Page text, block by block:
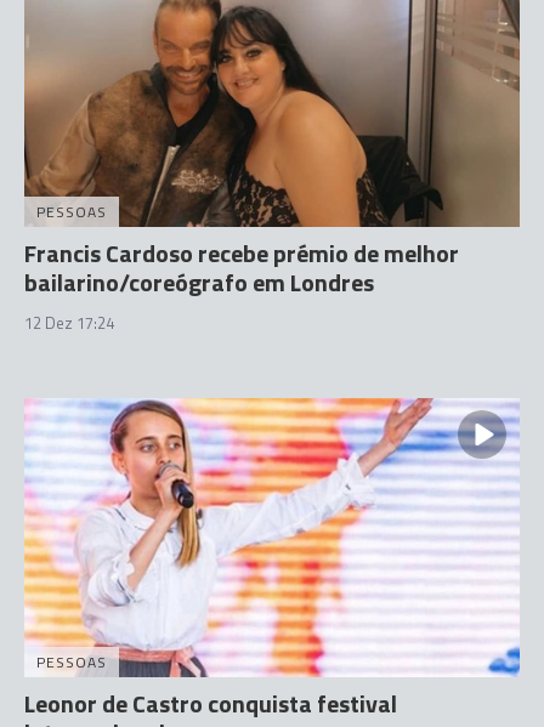
PESSOAS
Francis Cardoso recebe prémio de melhor
bailarino/coreógrafo em Londres
12 Dez 17:24
PESSOAS
Leonor de Castro conquista festival